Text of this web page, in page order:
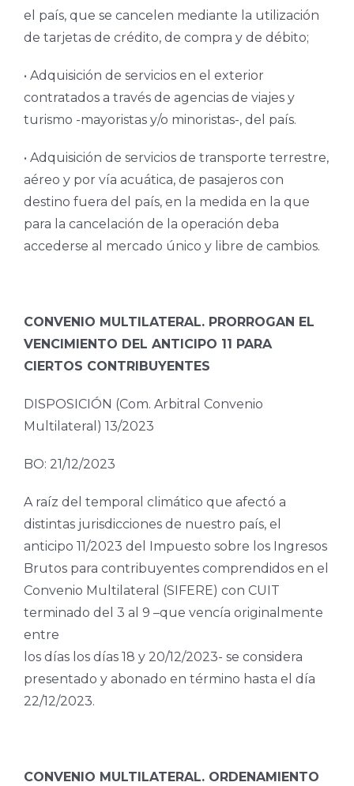
el país, que se cancelen mediante la utilización
de tarjetas de crédito, de compra y de débito;
• Adquisición de servicios en el exterior
contratados a través de agencias de viajes y
turismo -mayoristas y/o minoristas-, del país.
• Adquisición de servicios de transporte terrestre,
aéreo y por vía acuática, de pasajeros con
destino fuera del país, en la medida en la que
para la cancelación de la operación deba
accederse al mercado único y libre de cambios.
CONVENIO MULTILATERAL. PRORROGAN EL
VENCIMIENTO DEL ANTICIPO 11 PARA
CIERTOS CONTRIBUYENTES
DISPOSICIÓN (Com. Arbitral Convenio
Multilateral) 13/2023
BO: 21/12/2023
A raíz del temporal climático que afectó a
distintas jurisdicciones de nuestro país, el
anticipo 11/2023 del Impuesto sobre los Ingresos
Brutos para contribuyentes comprendidos en el
Convenio Multilateral (SIFERE) con CUIT
terminado del 3 al 9 –que vencía originalmente
entre
los días los días 18 y 20/12/2023- se considera
presentado y abonado en término hasta el día
22/12/2023.
CONVENIO MULTILATERAL. ORDENAMIENTO